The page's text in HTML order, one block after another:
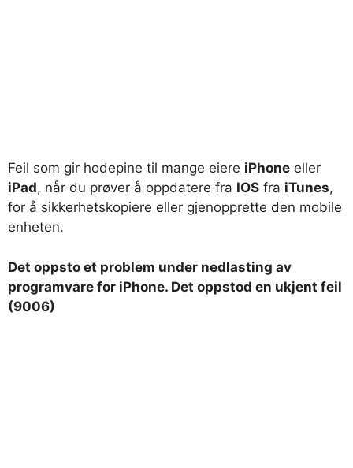
Feil som gir hodepine til mange eiere iPhone eller
iPad, når du prøver å oppdatere fra IOS fra iTunes,
for å sikkerhetskopiere eller gjenopprette den mobile
enheten.
Det oppsto et problem under nedlasting av
programvare for iPhone. Det oppstod en ukjent feil
(9006)